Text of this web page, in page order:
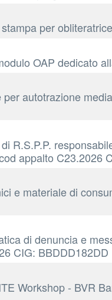
per
OAP dedicato
autotrazione
R.S.P.P.
appalto C23.2026
e materiale di
di denuncia e
CIG: BBDDD182DD
Workshop - BVR